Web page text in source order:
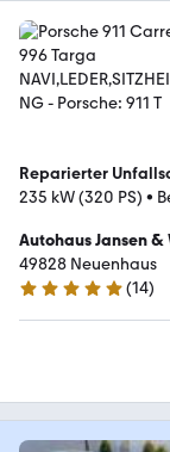
Reparierter
235 kW (320 PS) •
Autohaus Jansen &
49828 Neuenhaus
4.9 Sterne
(14)